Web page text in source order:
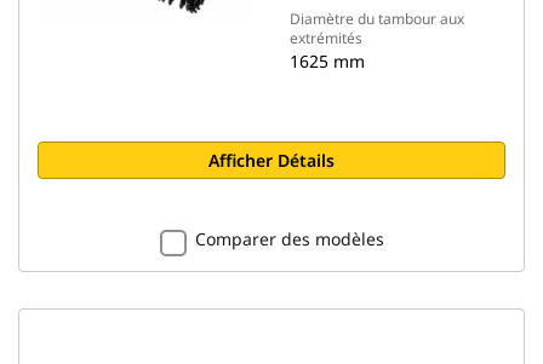
Diamètre du tambour aux
extrémités
1625 mm
Afficher Détails
Comparer des modèles